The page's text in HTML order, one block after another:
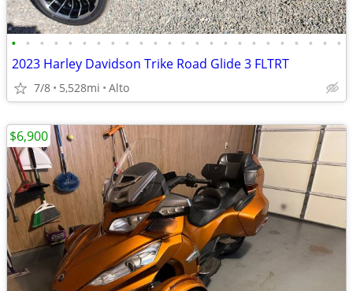
• • • • • • • • • • • • • • • • • • • • • • • •
2023 Harley Davidson Trike Road Glide 3 FLTRT
7/8 5,528mi Alto
$6,900